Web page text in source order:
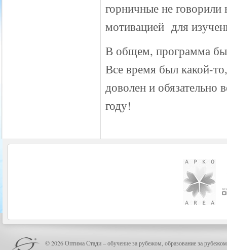
горничные не
мотивацией для
В общем, программа
Все время был какой-
доволен и
году!
© 2026 Оптима Стади – обучение за рубежом, образование за